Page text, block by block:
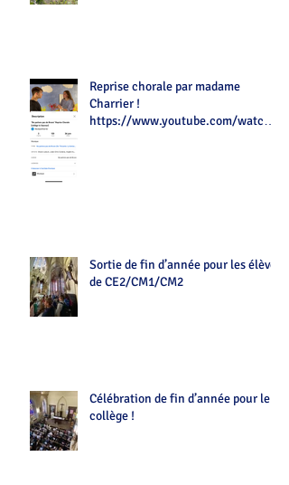
Reprise chorale par madame
Charrier !
https://www.youtube.com/watch?
Sortie de fin d’année pour les élèves
de CE2/CM1/CM2
Célébration de fin d’année pour le
collège !